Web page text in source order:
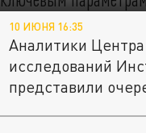
10 ИЮНЯ 16:35
Аналитики
исследований
представили